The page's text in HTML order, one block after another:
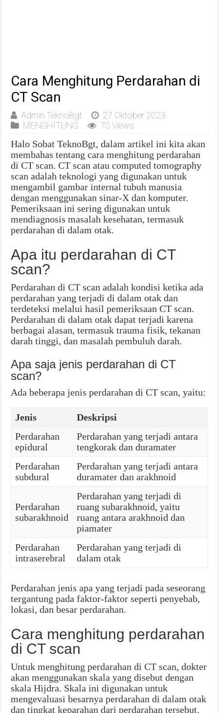
Cara Menghitung Perdarahan di
CT Scan
Admin TeknoBgt
27 Oktober 2023
MENGHITUNG
70 Views
Halo Sobat TeknoBgt, dalam artikel ini kita akan
membahas tentang cara menghitung perdarahan
di CT scan. CT scan atau computed tomography
scan adalah teknologi yang digunakan untuk
mengambil gambar internal tubuh manusia
dengan menggunakan sinar-X dan komputer.
Pemeriksaan ini sering digunakan untuk
mendiagnosis masalah kesehatan, termasuk
perdarahan di dalam otak.
Apa itu perdarahan di CT
scan?
Perdarahan di CT scan adalah kondisi ketika ada
perdarahan yang terjadi di dalam otak dan
terdeteksi melalui hasil pemeriksaan CT scan.
Perdarahan di dalam otak dapat terjadi karena
berbagai alasan, termasuk trauma fisik, tekanan
darah tinggi, dan masalah pembuluh darah.
Apa saja jenis perdarahan di CT
scan?
Ada beberapa jenis perdarahan di CT scan, yaitu:
Jenis
Deskripsi
Perdarahan
epidural
Perdarahan yang terjadi antara
tengkorak dan duramater
Perdarahan
subdural
Perdarahan yang terjadi antara
duramater dan arakhnoid
Perdarahan
subarakhnoid
Perdarahan yang terjadi di
ruang subarakhnoid, yaitu
ruang antara arakhnoid dan
piamater
Perdarahan
intraserebral
Perdarahan yang terjadi di
dalam otak
Perdarahan jenis apa yang terjadi pada seseorang
tergantung pada faktor-faktor seperti penyebab,
lokasi, dan besar perdarahan.
Cara menghitung perdarahan
di CT scan
Untuk menghitung perdarahan di CT scan, dokter
akan menggunakan skala yang disebut dengan
skala Hijdra. Skala ini digunakan untuk
mengevaluasi besarnya perdarahan di dalam otak
dan tingkat keparahan dari perdarahan tersebut.